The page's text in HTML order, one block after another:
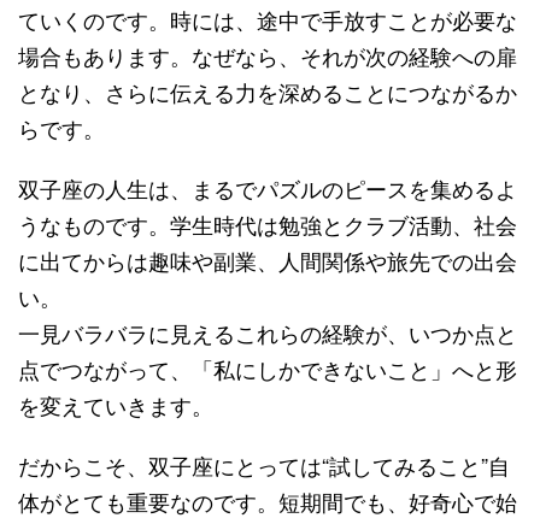
ていくのです。時には、途中で手放すことが必要な
場合もあります。なぜなら、それが次の経験への扉
となり、さらに伝える力を深めることにつながるか
らです。
双子座の人生は、まるでパズルのピースを集めるよ
うなものです。学生時代は勉強とクラブ活動、社会
に出てからは趣味や副業、人間関係や旅先での出会
い。
一見バラバラに見えるこれらの経験が、いつか点と
点でつながって、「私にしかできないこと」へと形
を変えていきます。
だからこそ、双子座にとっては“試してみること”自
体がとても重要なのです。短期間でも、好奇心で始